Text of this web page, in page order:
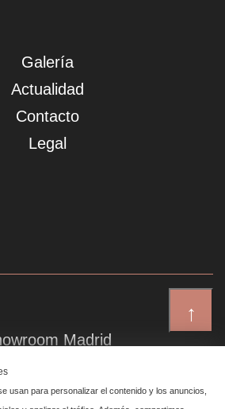
↑
Galería
Actualidad
Contacto
Legal
Madrid
de Canalejas 6, 4 izq
Centro, 28014 Madrid
usan para personalizar el contenido y los anuncios,